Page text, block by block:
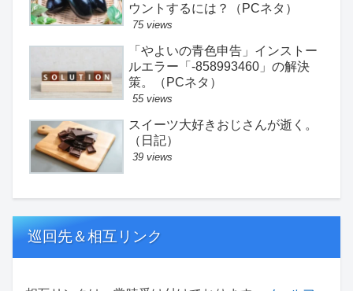
ウントするには？（PCネタ）
75 views
「やよいの青色申告」インストー
ルエラー「-858993460」の解決
策。（PCネタ）
55 views
スイーツ大好きおじさんが逝く。
（日記）
39 views
巡回先＆相互リンク